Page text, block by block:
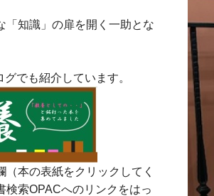
「知識」の扉を開く一助とな
でも紹介しています。
本の表紙をクリックしてく
検索OPACへのリンクをはっ